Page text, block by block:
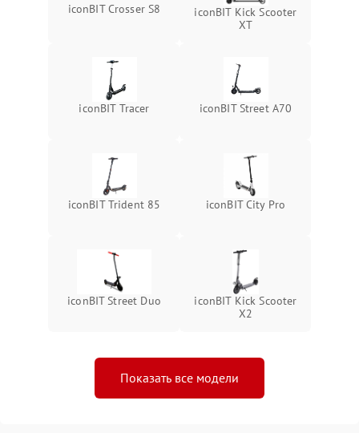
iconBIT Crosser S8
iconBIT Kick Scooter
XT
iconBIT Tracer iconBIT Street A70
iconBIT Trident 85 iconBIT City Pro
iconBIT Street Duo
iconBIT Kick Scooter
X2
Показать все модели